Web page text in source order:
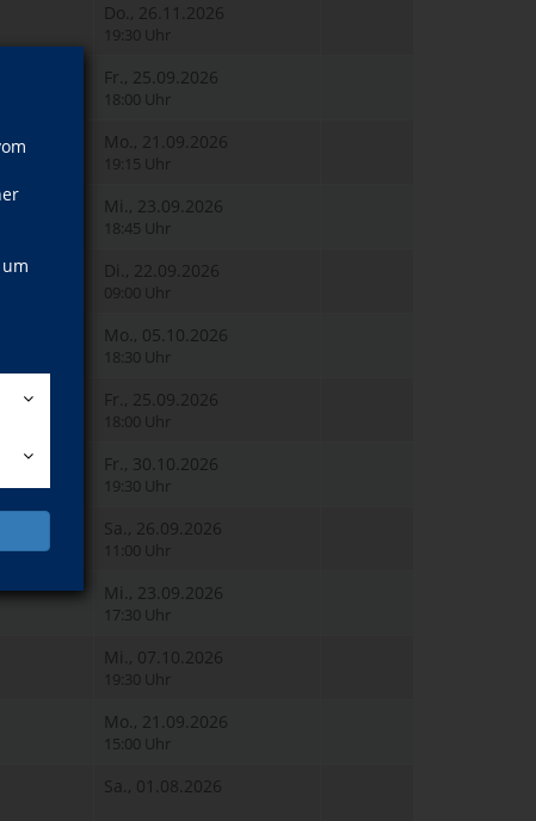
Do., 26.11.2026
19:30 Uhr
Fr., 25.09.2026
18:00 Uhr
Mo., 21.09.2026
19:15 Uhr
Mi., 23.09.2026
18:45 Uhr
Di., 22.09.2026
09:00 Uhr
Mo., 05.10.2026
18:30 Uhr
Fr., 25.09.2026
18:00 Uhr
Fr., 30.10.2026
19:30 Uhr
Sa., 26.09.2026
11:00 Uhr
Mi., 23.09.2026
17:30 Uhr
Mi., 07.10.2026
19:30 Uhr
Mo., 21.09.2026
15:00 Uhr
Sa., 01.08.2026